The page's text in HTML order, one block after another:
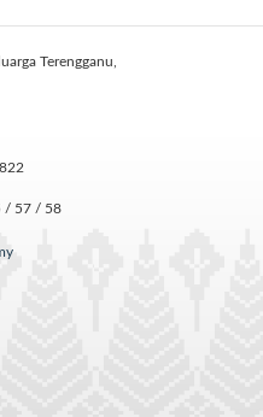
Terengganu,
/ 57 / 58